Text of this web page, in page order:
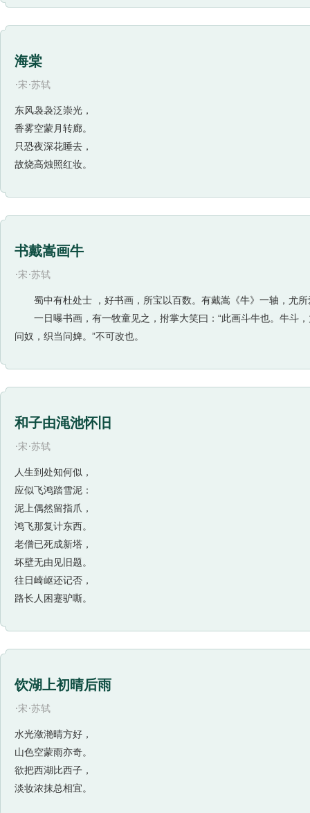
海棠
·宋·苏轼
东风袅袅泛崇光，
香雾空蒙月转廊。
只恐夜深花睡去，
故烧高烛照红妆。
书戴嵩画牛
·宋·苏轼
蜀中有杜处士 ，好书画，所宝以百数。有戴嵩《牛》一轴，尤所
一日曝书画，有一牧童见之，拊掌大笑曰：“此画斗牛也。牛斗，
问奴，织当问婢。”不可改也。
和子由渑池怀旧
·宋·苏轼
人生到处知何似，
应似飞鸿踏雪泥：
泥上偶然留指爪，
鸿飞那复计东西。
老僧已死成新塔，
坏壁无由见旧题。
往日崎岖还记否，
路长人困蹇驴嘶。
饮湖上初晴后雨
·宋·苏轼
水光潋滟晴方好，
山色空蒙雨亦奇。
欲把西湖比西子，
淡妆浓抹总相宜。